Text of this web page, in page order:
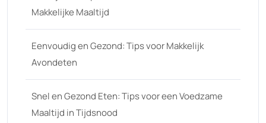
Makkelijke Maaltijd
Eenvoudig en Gezond: Tips voor Makkelijk
Avondeten
Snel en Gezond Eten: Tips voor een Voedzame
Maaltijd in Tijdsnood